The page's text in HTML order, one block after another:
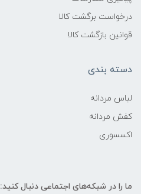
درخواست برگشت کالا
قوانین بازگشت کالا
دسته بندی
لباس مردانه
کفش مردانه
اکسسوری
ما را در شبکه‌های اجتماعی دنبال کنید: